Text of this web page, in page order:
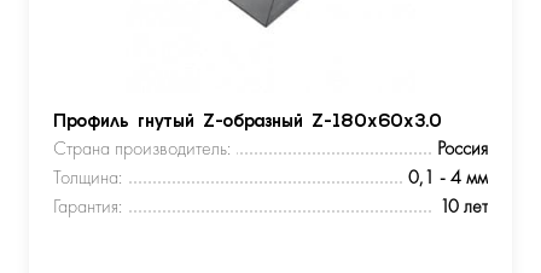
Профиль гнутый Z-образный Z-180х60х3.0
Страна производитель:
Россия
Толщина:
0,1 - 4 мм
Гарантия:
10 лет